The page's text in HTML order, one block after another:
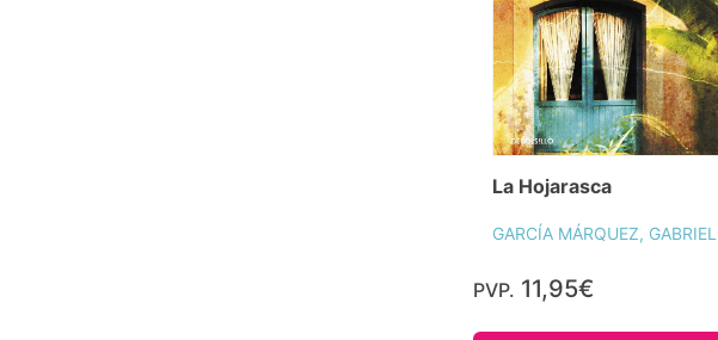
La Hojarasca
GARCÍA MÁRQUEZ, GABRIEL
PVP. 11,95€